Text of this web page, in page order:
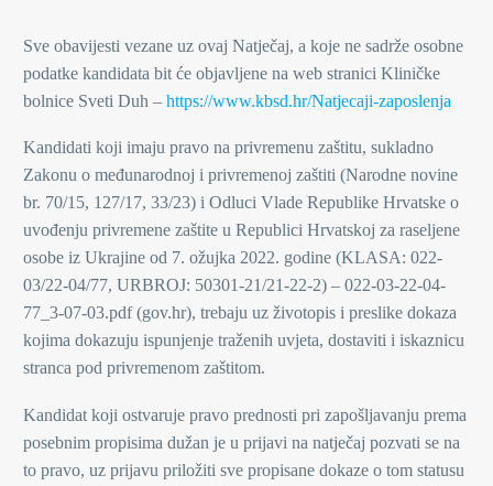
Sve obavijesti vezane uz ovaj Natječaj, a koje ne sadrže osobne
podatke kandidata bit će objavljene na web stranici Kliničke
bolnice Sveti Duh – https://www.kbsd.hr/Natjecaji-zaposlenja
Kandidati koji imaju pravo na privremenu zaštitu, sukladno
Zakonu o međunarodnoj i privremenoj zaštiti (Narodne novine
br. 70/15, 127/17, 33/23) i Odluci Vlade Republike Hrvatske o
uvođenju privremene zaštite u Republici Hrvatskoj za raseljene
osobe iz Ukrajine od 7. ožujka 2022. godine (KLASA: 022-
03/22-04/77, URBROJ: 50301-21/21-22-2) – 022-03-22-04-
77_3-07-03.pdf (gov.hr), trebaju uz životopis i preslike dokaza
kojima dokazuju ispunjenje traženih uvjeta, dostaviti i iskaznicu
stranca pod privremenom zaštitom.
Kandidat koji ostvaruje pravo prednosti pri zapošljavanju prema
posebnim propisima dužan je u prijavi na natječaj pozvati se na
to pravo, uz prijavu priložiti sve propisane dokaze o tom statusu